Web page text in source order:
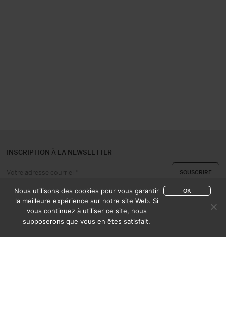
INSCRIPTION À LA NEWSLETTER
Nous utilisons des cookies pour vous garantir
la meilleure expérience sur notre site Web. Si
vous continuez à utiliser ce site, nous
supposerons que vous en êtes satisfait.
OK